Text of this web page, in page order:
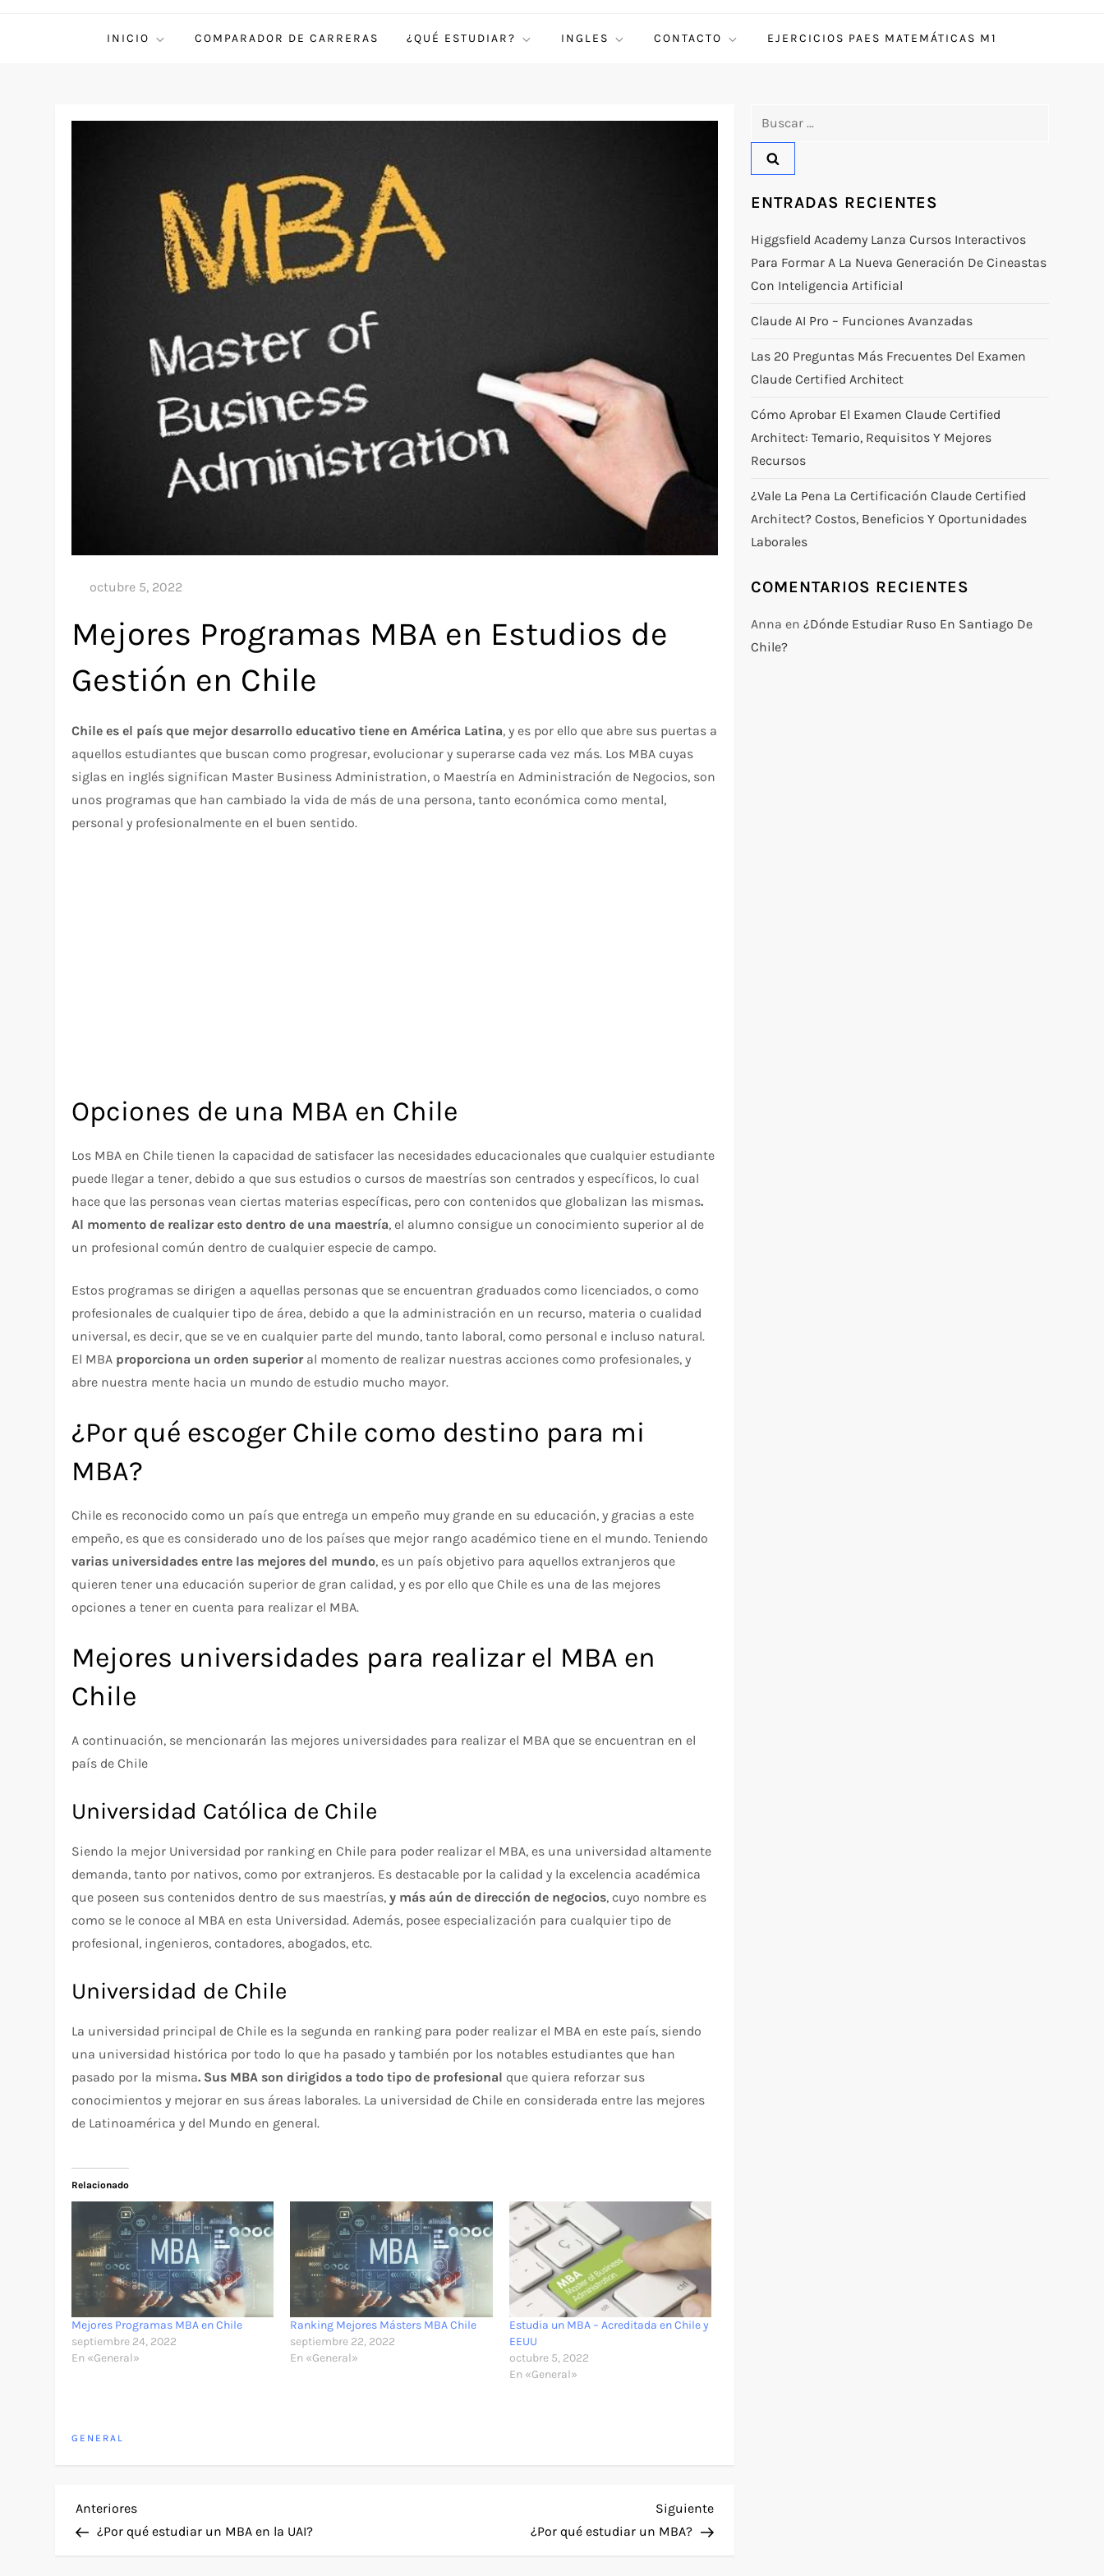
INICIO COMPARADOR DE CARRERAS ¿QUÉ ESTUDIAR? INGLES CONTACTO EJERCICIOS PAES MATEMÁTICAS M1
Mejores Programas MBA en Estudios de
Gestión en Chile
Chile es el país que mejor desarrollo educativo tiene en América Latina, y es por ello que abre sus puertas a
aquellos estudiantes que buscan como progresar, evolucionar y superarse cada vez más. Los MBA cuyas
siglas en inglés significan Master Business Administration, o Maestría en Administración de Negocios, son
unos programas que han cambiado la vida de más de una persona, tanto económica como mental,
personal y profesionalmente en el buen sentido.
Opciones de una MBA en Chile
Los MBA en Chile tienen la capacidad de satisfacer las necesidades educacionales que cualquier estudiante
puede llegar a tener, debido a que sus estudios o cursos de maestrías son centrados y específicos, lo cual
hace que las personas vean ciertas materias específicas, pero con contenidos que globalizan las mismas.
Al momento de realizar esto dentro de una maestría, el alumno consigue un conocimiento superior al de
un profesional común dentro de cualquier especie de campo.
Estos programas se dirigen a aquellas personas que se encuentran graduados como licenciados, o como
profesionales de cualquier tipo de área, debido a que la administración en un recurso, materia o cualidad
universal, es decir, que se ve en cualquier parte del mundo, tanto laboral, como personal e incluso natural.
El MBA proporciona un orden superioral momento de realizar nuestras acciones como profesionales, y
abre nuestra mente hacia un mundo de estudio mucho mayor.
¿Por qué escoger Chile como destino para mi
MBA?
Chile es reconocido como un país que entrega un empeño muy grande en su educación, y gracias a este
empeño, es que es considerado uno de los países que mejor rango académico tiene en el mundo. Teniendo
varias universidades entre las mejores del mundo, es un país objetivo para aquellos extranjeros que
quieren tener una educación superior de gran calidad, y es por ello que Chile es una de las mejores
opciones a tener en cuenta para realizar el MBA.
Mejores universidades para realizar el MBA en
Chile
A continuación, se mencionarán las mejores universidades para realizar el MBA que se encuentran en el
país de Chile
Universidad Católica de Chile
Siendo la mejor Universidad por ranking en Chile para poder realizar el MBA, es una universidad altamente
demanda, tanto por nativos, como por extranjeros. Es destacable por la calidad y la excelencia académica
que poseen sus contenidos dentro de sus maestrías,y más aún de dirección de negocios, cuyo nombre es
como se le conoce al MBA en esta Universidad. Además, posee especialización para cualquier tipo de
profesional, ingenieros, contadores, abogados, etc.
Universidad de Chile
La universidad principal de Chile es la segunda en ranking para poder realizar el MBA en este país, siendo
una universidad histórica por todo lo que ha pasado y también por los notables estudiantes que han
pasado por la misma. Sus MBA son dirigidos a todo tipo de profesional que quiera reforzar sus
conocimientos y mejorar en sus áreas laborales. La universidad de Chile en considerada entre las mejores
de Latinoamérica y del Mundo en general.
Relacionado
Mejores Programas MBA en Chile
septiembre 24, 2022
En «General»
Ranking Mejores Másters MBA Chile
septiembre 22, 2022
En «General»
Estudia un MBA – Acreditada en Chile y
EEUU
octubre 5, 2022
En «General»
GENERAL
N
Entrada
anterior
Anteriores
¿Por qué estudiar un MBA en la UAI?
Siguiente
entrada
Siguiente
¿Por qué estudiar un MBA?
ENTRADAS RECIENTES
Higgsfield Academy Lanza Cursos Interactivos
Para Formar A La Nueva Generación De Cineastas
Con Inteligencia Artificial
Claude AI Pro – Funciones Avanzadas
Las 20 Preguntas Más Frecuentes Del Examen
Claude Certified Architect
Cómo Aprobar El Examen Claude Certified
Architect: Temario, Requisitos Y Mejores
Recursos
¿Vale La Pena La Certificación Claude Certified
Architect? Costos, Beneficios Y Oportunidades
Laborales
COMENTARIOS RECIENTES
Anna en ¿Dónde Estudiar Ruso En Santiago De
Chile?